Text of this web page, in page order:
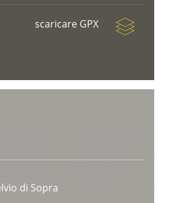
scaricare GPX
di Sopra